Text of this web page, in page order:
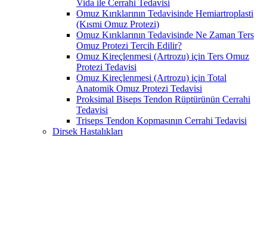
Vida ile Cerrahi Tedavisi
Omuz Kırıklarının Tedavisinde Hemiartroplasti
(Kısmi Omuz Protezi)
Omuz Kırıklarının Tedavisinde Ne Zaman Ters
Omuz Protezi Tercih Edilir?
Omuz Kireçlenmesi (Artrozu) için Ters Omuz
Protezi Tedavisi
Omuz Kireçlenmesi (Artrozu) için Total
Anatomik Omuz Protezi Tedavisi
Proksimal Biseps Tendon Rüptürünün Cerrahi
Tedavisi
Triseps Tendon Kopmasının Cerrahi Tedavisi
Dirsek Hastalıkları